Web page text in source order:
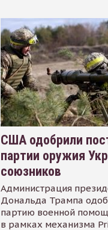
США одобрили
партии оружия
союзников
Администрация
Дональда Трампа
партию военной
в рамках механизма